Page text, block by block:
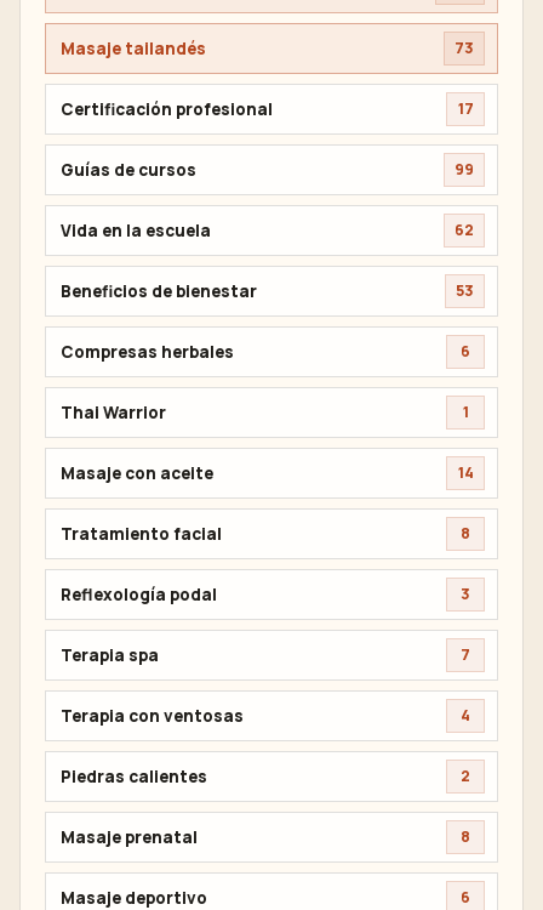
Masaje tailandés 73
Certificación profesional 17
Guías de cursos 99
Vida en la escuela 62
Beneficios de bienestar 53
Compresas herbales 6
Thai Warrior 1
Masaje con aceite 14
Tratamiento facial 8
Reflexología podal 3
Terapia spa 7
Terapia con ventosas 4
Piedras calientes 2
Masaje prenatal 8
Masaje deportivo 6